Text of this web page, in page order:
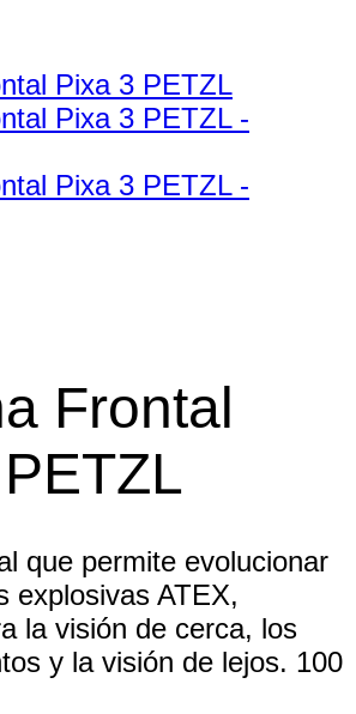
Frontal
que permite evolucionar
explosivas ATEX,
la visión de cerca, los
y la visión de lejos. 100